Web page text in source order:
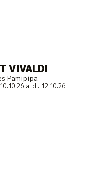
VIVALDI
Pamipipa
al dl. 12.10.26